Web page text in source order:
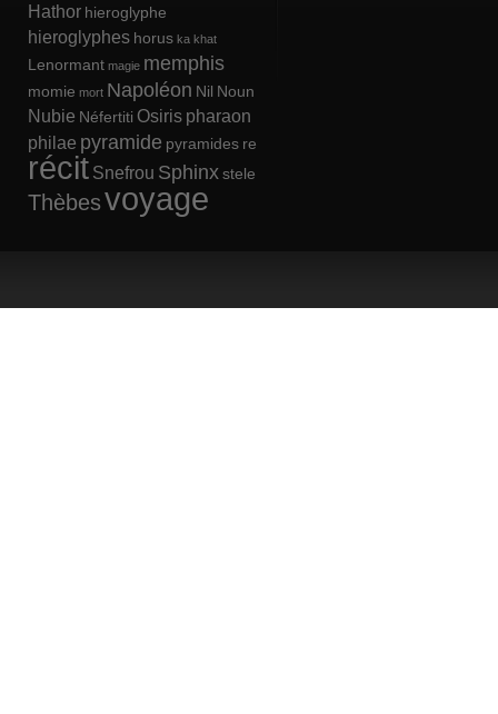
Hathor hieroglyphe
hieroglyphes horus ka khat
Lenormant magie memphis
momie mort Napoléon Nil Noun
Nubie Néfertiti Osiris pharaon
philae pyramide pyramides re
récit Snefrou Sphinxstele
Thèbesvoyage